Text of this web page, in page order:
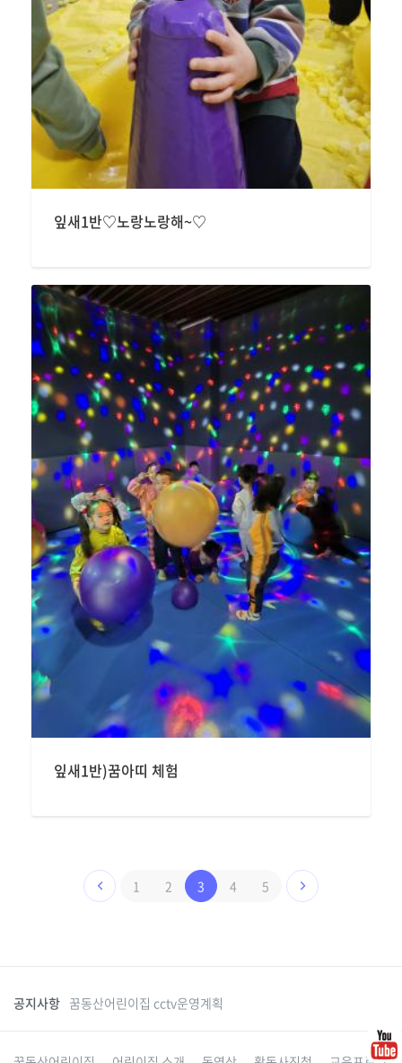
잎새1반♡노랑노랑해~♡
잎새1반)꿈아띠 체험
1 2 3 4 5
공지사항 꿈동산어린이집 cctv운영계획